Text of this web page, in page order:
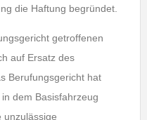
die Haftung begründet.
getroffenen
auf Ersatz des
Berufungsgericht hat
dem Basisfahrzeug
unzulässige